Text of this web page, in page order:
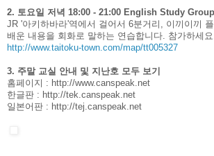
2. 토요일 저녁 18:00 - 21:00 English Study Group
JR '아키하바라'역에서 걸어서 6분거리, 이끼이끼
배운 내용을 회화로 말하는 연습합니다. 참가하세
http://www.taitoku-town.com/map/tt005327
3. 주말 교실 안내 및 지난호 모두 보기
홈페이지 : http://www.canspeak.net
한글판 : http://tek.canspeak.net
일본어판 : http://tej.canspeak.net